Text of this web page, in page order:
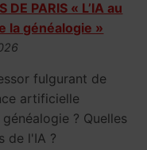
DE PARIS « L’IA au
la généalogie »
fulgurant de
artificielle
? Quelles
de l'IA ?